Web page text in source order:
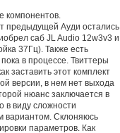
компонентов.
предыдущей Ауди остались
саб JL Audio 12w3v3 и
37Гц). Также есть
в процессе. Твиттеры
заставить этот комплект
версии, в нем нет выхода
нюанс заключается в
в виду сложности
вариантом. Склоняюсь
параметров. Как